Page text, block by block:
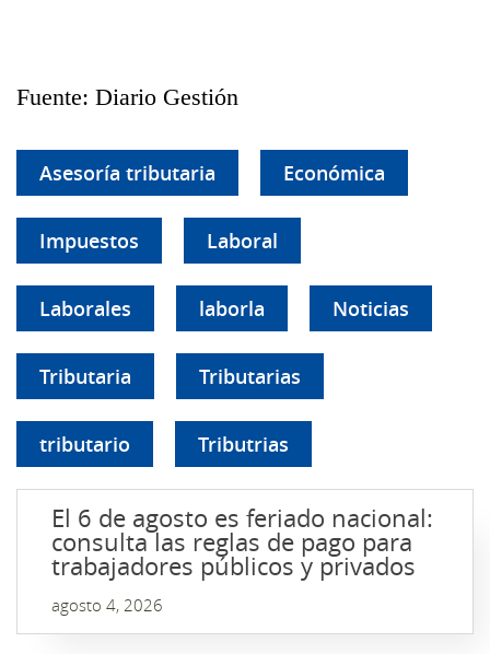
Fuente: Diario Gestión
Asesoría tributaria Económica
Impuestos Laboral
Laborales laborla Noticias
Tributaria Tributarias
tributario Tributrias
El 6 de agosto es feriado nacional:
consulta las reglas de pago para
trabajadores públicos y privados
agosto 4, 2026